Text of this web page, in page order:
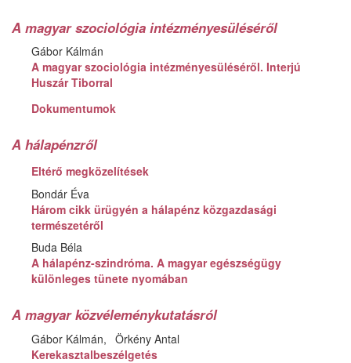
A magyar szociológia intézményesüléséről
Gábor Kálmán
A magyar szociológia intézményesüléséről. Interjú
Huszár Tiborral
Dokumentumok
A hálapénzről
Eltérő megközelítések
Bondár Éva
Három cikk ürügyén a hálapénz közgazdasági
természetéről
Buda Béla
A hálapénz-szindróma. A magyar egészségügy
különleges tünete nyomában
A magyar közvéleménykutatásról
Gábor Kálmán
Örkény Antal
Kerekasztalbeszélgetés